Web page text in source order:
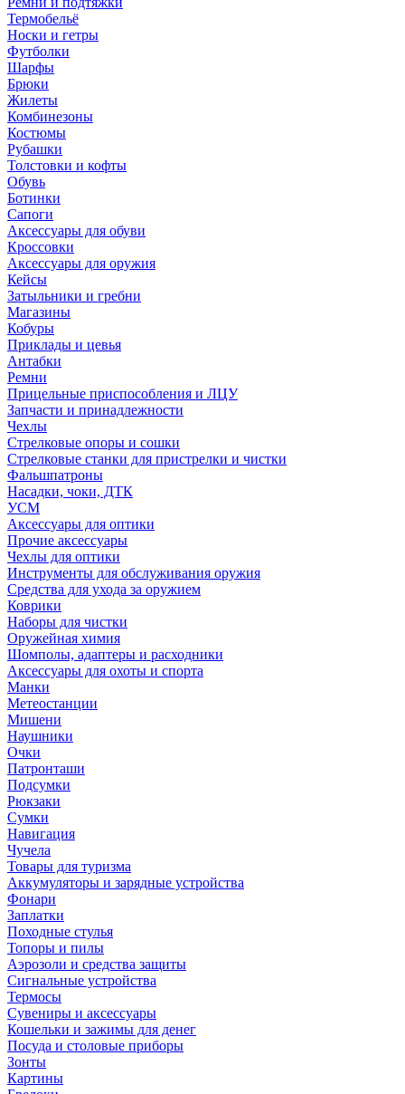
Термобельё
Носки и гетры
Футболки
Шарфы
Брюки
Жилеты
Комбинезоны
Костюмы
Рубашки
Толстовки и кофты
Обувь
Ботинки
Сапоги
Аксессуары для обуви
Кроссовки
Аксессуары для оружия
Кейсы
Затыльники и гребни
Магазины
Кобуры
Приклады и цевья
Антабки
Ремни
Прицельные приспособления и ЛЦУ
Запчасти и принадлежности
Чехлы
Стрелковые опоры и сошки
Стрелковые станки для пристрелки и чистки
Фальшпатроны
Насадки, чоки, ДТК
УСМ
Аксессуары для оптики
Прочие аксессуары
Чехлы для оптики
Инструменты для обслуживания оружия
Средства для ухода за оружием
Коврики
Наборы для чистки
Оружейная химия
Шомполы, адаптеры и расходники
Аксессуары для охоты и спорта
Манки
Метеостанции
Мишени
Наушники
Очки
Патронташи
Подсумки
Рюкзаки
Сумки
Навигация
Чучела
Товары для туризма
Аккумуляторы и зарядные устройства
Фонари
Заплатки
Походные стулья
Топоры и пилы
Аэрозоли и средства защиты
Сигнальные устройства
Термосы
Сувениры и аксессуары
Кошельки и зажимы для денег
Посуда и столовые приборы
Зонты
Картины